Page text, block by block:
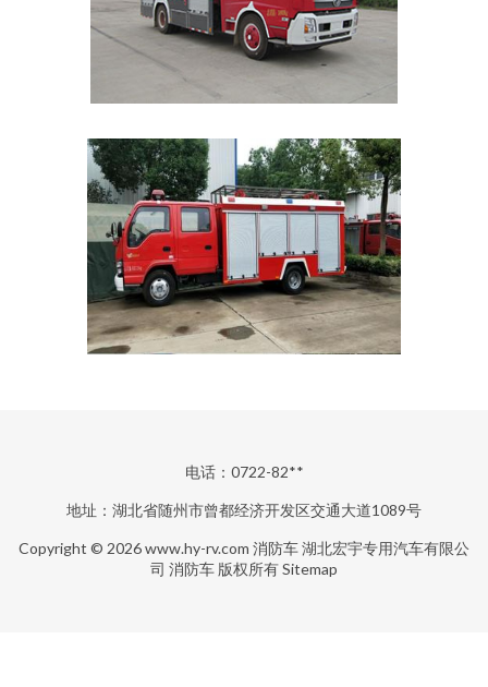
电话：0722-82**
地址：湖北省随州市曾都经济开发区交通大道1089号
Copyright © 2026www.hy-rv.com 消防车湖北宏宇专用汽车有限公
司 消防车 版权所有Sitemap